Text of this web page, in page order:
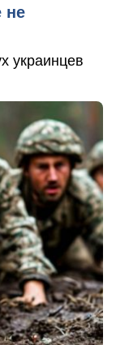
не
украинцев